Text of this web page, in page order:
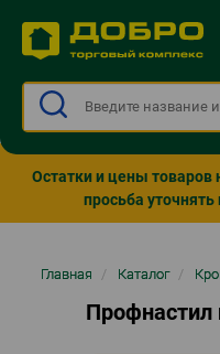
Остатки и цены товаров
просьба
Строка
Главная / Каталог /